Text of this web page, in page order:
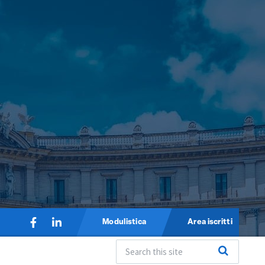
Modulistica Area iscritti